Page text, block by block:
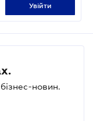
увійти
новин.